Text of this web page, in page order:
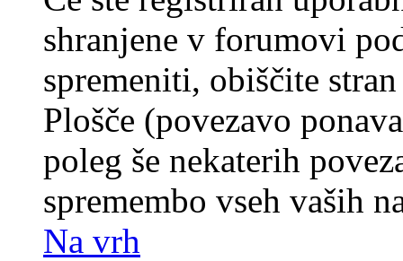
shranjene v forumovi
spremeniti, obiščite
Plošče (povezavo
poleg še nekaterih
spremembo vseh vaših
Na vrh